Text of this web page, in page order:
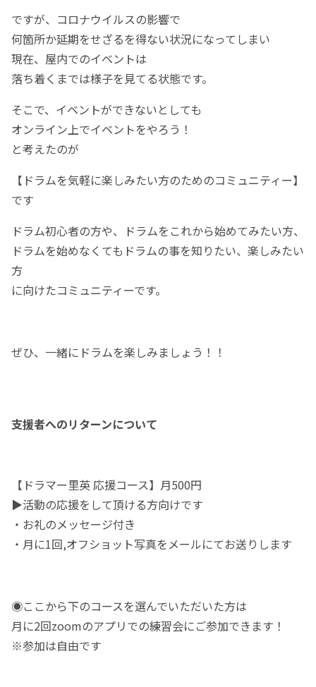
ですが、コロナウイルスの影響で
何箇所か延期をせざるを得ない状況になってしまい
現在、屋内でのイベントは
落ち着くまでは様子を見てる状態です。
そこで、イベントができないとしても
オンライン上でイベントをやろう！
と考えたのが
【ドラムを気軽に楽しみたい方のためのコミュニティー】
です
ドラム初心者の方や、ドラムをこれから始めてみたい方、
ドラムを始めなくてもドラムの事を知りたい、楽しみたい
方
に向けたコミュニティーです。
ぜひ、一緒にドラムを楽しみましょう！！
支援者へのリターンについて
【ドラマー里英 応援コース】月500円
▶︎活動の応援をして頂ける方向けです
・お礼のメッセージ付き
・月に1回,オフショット写真をメールにてお送りします
◉ここから下のコースを選んでいただいた方は
月に2回zoomのアプリでの練習会にご参加できます！
※参加は自由です